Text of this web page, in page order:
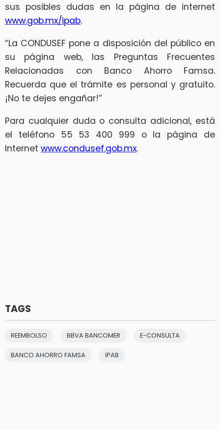
sus posibles dudas en la página de internet
www.gob.mx/ipab.
“La CONDUSEF pone a disposición del público en
su página web, las Preguntas Frecuentes
Relacionadas con Banco Ahorro Famsa.
Recuerda que el trámite es personal y gratuito.
¡No te dejes engañar!”
Para cualquier duda o consulta adicional, está
el teléfono 55 53 400 999 o la página de
Internet www.condusef.gob.mx.
TAGS
REEMBOLSO BBVA BANCOMER E-CONSULTA
BANCO AHORRO FAMSA IPAB